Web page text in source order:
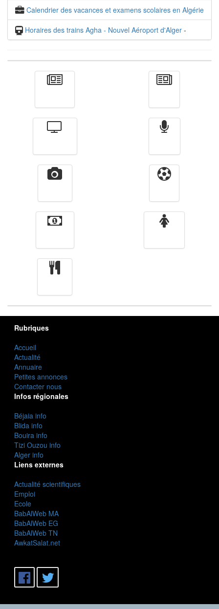
Calendrier des vacances et examens scolaires en Algérie
Horaires des trains Agha - Nouvel Aéroport d'Alger -
Rubriques
Accueil
Actualité
Annuaire
Petites annonces
Contacter nous
Infos régionales
Béjaia info
Blida info
Bouira info
Tizi Ouzou info
Alger info
Liens externes
Actualité scientifiques
Emploi
Ecole
BabAlWeb MA
BabAlWeb EG
BabAlWeb TN
AwkatSalat.net